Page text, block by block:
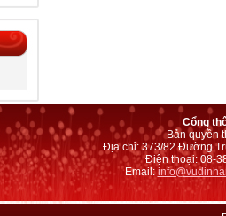
Cổng
Bản quyền
Địa chỉ: 373/82 Đường
Điện thoại: 08-
Email: